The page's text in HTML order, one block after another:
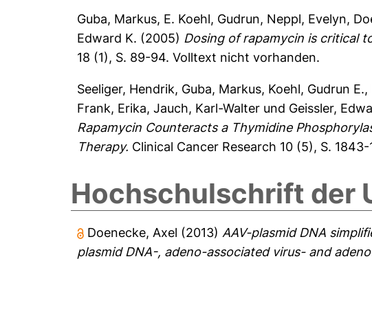
Guba, Markus, E. Koehl, Gudrun, Neppl, Evelyn,
Edward K. (2005) Dosing of rapamycin is critical
18 (1), S. 89-94.Volltext nicht vorhanden.
Seeliger, Hendrik, Guba, Markus, Koehl, Gudrun E.,
Frank, Erika,Jauch, Karl-Walter und Geissler,
Rapamycin Counteracts a Thymidine
Therapy. Clinical Cancer Research 10 (5), S.
Hochschulschrift der
Doenecke, Axel (2013) AAV-plasmid DNA
plasmid DNA-, adeno-associated virus- and